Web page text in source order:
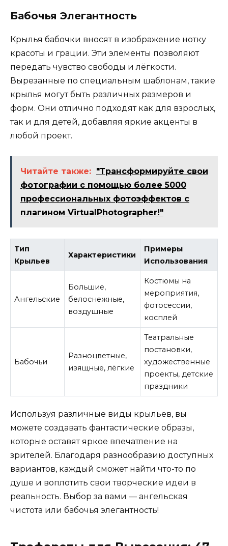
Бабочья Элегантность
Крылья бабочки вносят в изображение нотку
красоты и грации. Эти элементы позволяют
передать чувство свободы и лёгкости.
Вырезанные по специальным шаблонам, такие
крылья могут быть различных размеров и
форм. Они отлично подходят как для взрослых,
так и для детей, добавляя яркие акценты в
любой проект.
Читайте также: "Трансформируйте свои
фотографии с помощью более 5000
профессиональных фотоэффектов с
плагином VirtualPhotographer!"
Тип
Крыльев
Характеристики
Примеры
Использования
Ангельские
Большие,
белоснежные,
воздушные
Костюмы на
мероприятия,
фотосессии,
косплей
Бабочьи
Разноцветные,
изящные, лёгкие
Театральные
постановки,
художественные
проекты, детские
праздники
Используя различные виды крыльев, вы
можете создавать фантастические образы,
которые оставят яркое впечатление на
зрителей. Благодаря разнообразию доступных
вариантов, каждый сможет найти что-то по
душе и воплотить свои творческие идеи в
реальность. Выбор за вами — ангельская
чистота или бабочья элегантность!